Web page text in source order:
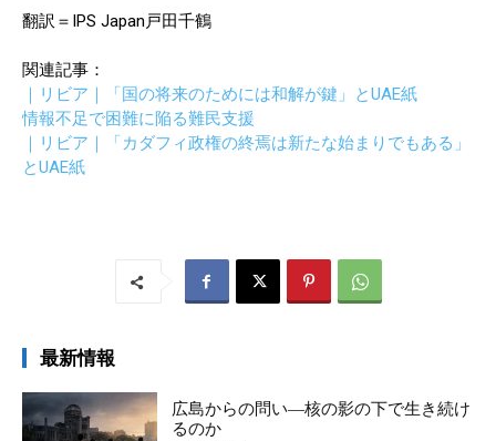
翻訳＝IPS Japan戸田千鶴
関連記事：
｜リビア｜「国の将来のためには和解が鍵」とUAE紙
情報不足で困難に陥る難民支援
｜リビア｜「カダフィ政権の終焉は新たな始まりでもある」
とUAE紙
最新情報
広島からの問い―核の影の下で生き続け
るのか